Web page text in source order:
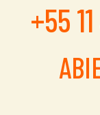
+55